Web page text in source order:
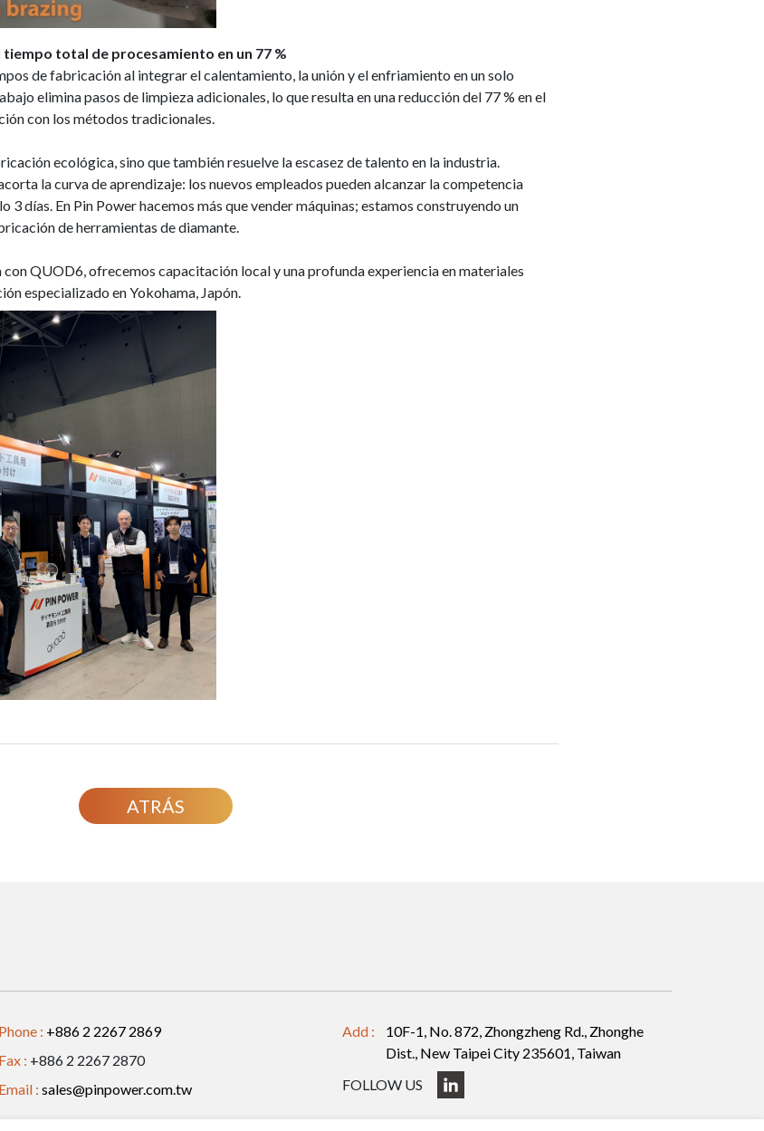
total de procesamiento en un 77 %
de fabricación al integrar el calentamiento, la unión y el enfriamiento en un solo
elimina pasos de limpieza adicionales, lo que resulta en una reducción del 77 % en el
con los métodos tradicionales.
ecológica, sino que también resuelve la escasez de talento en la industria.
la curva de aprendizaje: los nuevos empleados pueden alcanzar la competencia
3 días. En Pin Power hacemos más que vender máquinas; estamos construyendo un
de herramientas de diamante.
QUOD6, ofrecemos capacitación local y una profunda experiencia en materiales
especializado en Yokohama, Japón.
ATRÁS
Phone : +886 2 2267 2869
Fax : +886 2 2267 2870
Email : sales@pinpower.com.tw
Add :
10F-1, No. 872, Zhongzheng Rd., Zhonghe
Dist., New Taipei City 235601, Taiwan
FOLLOW US